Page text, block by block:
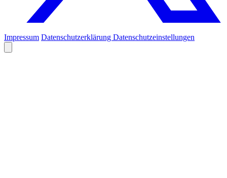
Impressum Datenschutzerklärung Datenschutzeinstellungen